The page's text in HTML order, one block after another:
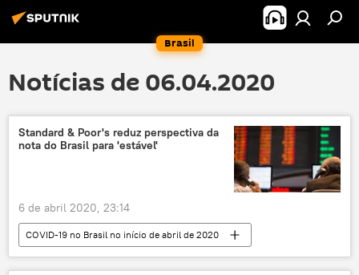
Brasil
Notícias de 06.04.2020
Standard & Poor's reduz perspectiva da
nota do Brasil para 'estável'
6 de abril 2020, 23:14
COVID-19 no Brasil no início de abril de 2020
Economia
Notícias